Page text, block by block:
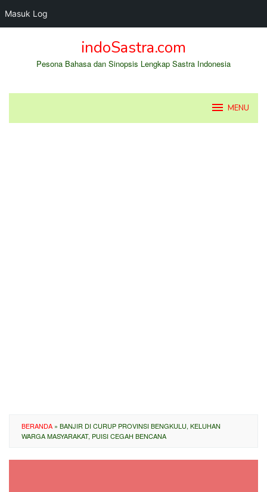
Masuk Log
indoSastra.com
Pesona Bahasa dan Sinopsis Lengkap Sastra Indonesia
MENU
BERANDA » BANJIR DI CURUP PROVINSI BENGKULU, KELUHAN
WARGA MASYARAKAT, PUISI CEGAH BENCANA